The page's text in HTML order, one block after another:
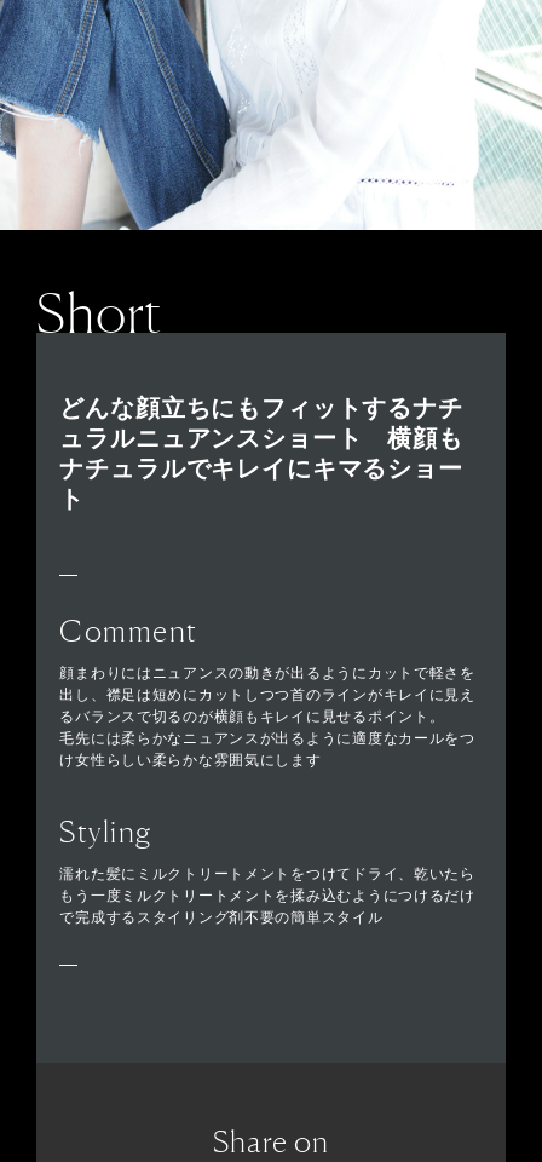
Short
どんな顔立ちにもフィットするナチ
ュラルニュアンスショート 横顔も
ナチュラルでキレイにキマるショー
ト
Comment
顔まわりにはニュアンスの動きが出るようにカットで軽さを
出し、襟足は短めにカットしつつ首のラインがキレイに見え
るバランスで切るのが横顔もキレイに見せるポイント。
毛先には柔らかなニュアンスが出るように適度なカールをつ
け女性らしい柔らかな雰囲気にします
Styling
濡れた髪にミルクトリートメントをつけてドライ、乾いたら
もう一度ミルクトリートメントを揉み込むようにつけるだけ
で完成するスタイリング剤不要の簡単スタイル
Share on